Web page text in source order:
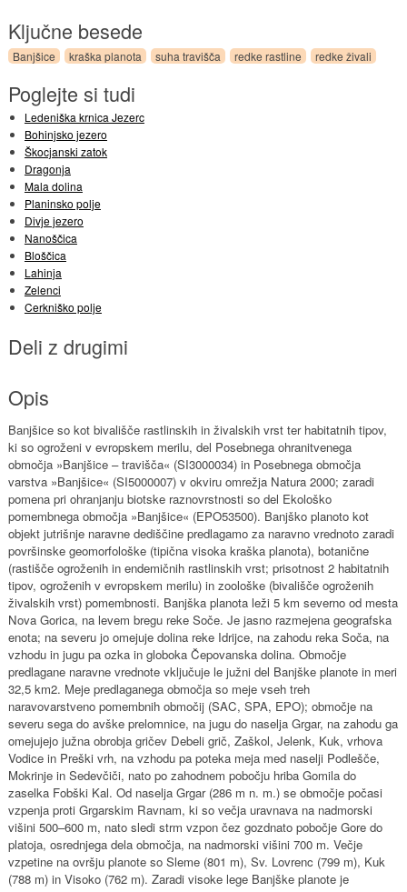
Ključne besede
Banjšice kraška planota suha travišča redke rastline redke živali
Poglejte si tudi
Ledeniška krnica Jezerc
Bohinjsko jezero
Škocjanski zatok
Dragonja
Mala dolina
Planinsko polje
Divje jezero
Nanoščica
Bloščica
Lahinja
Zelenci
Cerkniško polje
Deli z drugimi
Opis
Banjšice so kot bivališče rastlinskih in živalskih vrst ter habitatnih tipov,
ki so ogroženi v evropskem merilu, del Posebnega ohranitvenega
območja »Banjšice – travišča« (SI3000034) in Posebnega območja
varstva »Banjšice« (SI5000007) v okviru omrežja Natura 2000; zaradi
pomena pri ohranjanju biotske raznovrstnosti so del Ekološko
pomembnega območja »Banjšice« (EPO53500). Banjško planoto kot
objekt jutrišnje naravne dediščine predlagamo za naravno vrednoto zaradi
površinske geomorfološke (tipična visoka kraška planota), botanične
(rastišče ogroženih in endemičnih rastlinskih vrst; prisotnost 2 habitatnih
tipov, ogroženih v evropskem merilu) in zoološke (bivališče ogroženih
živalskih vrst) pomembnosti. Banjška planota leži 5 km severno od mesta
Nova Gorica, na levem bregu reke Soče. Je jasno razmejena geografska
enota; na severu jo omejuje dolina reke Idrijce, na zahodu reka Soča, na
vzhodu in jugu pa ozka in globoka Čepovanska dolina. Območje
predlagane naravne vrednote vključuje le južni del Banjške planote in meri
32,5 km2. Meje predlaganega območja so meje vseh treh
naravovarstveno pomembnih območij (SAC, SPA, EPO); območje na
severu sega do avške prelomnice, na jugu do naselja Grgar, na zahodu ga
omejujejo južna obrobja gričev Debeli grič, Zaškol, Jelenk, Kuk, vrhova
Vodice in Preški vrh, na vzhodu pa poteka meja med naselji Podlešče,
Mokrinje in Sedevčiči, nato po zahodnem pobočju hriba Gomila do
zaselka Fobški Kal. Od naselja Grgar (286 m n. m.) se območje počasi
vzpenja proti Grgarskim Ravnam, ki so večja uravnava na nadmorski
višini 500–600 m, nato sledi strm vzpon čez gozdnato pobočje Gore do
platoja, osrednjega dela območja, na nadmorski višini 700 m. Večje
vzpetine na ovršju planote so Sleme (801 m), Sv. Lovrenc (799 m), Kuk
(788 m) in Visoko (762 m). Zaradi visoke lege Banjške planote je